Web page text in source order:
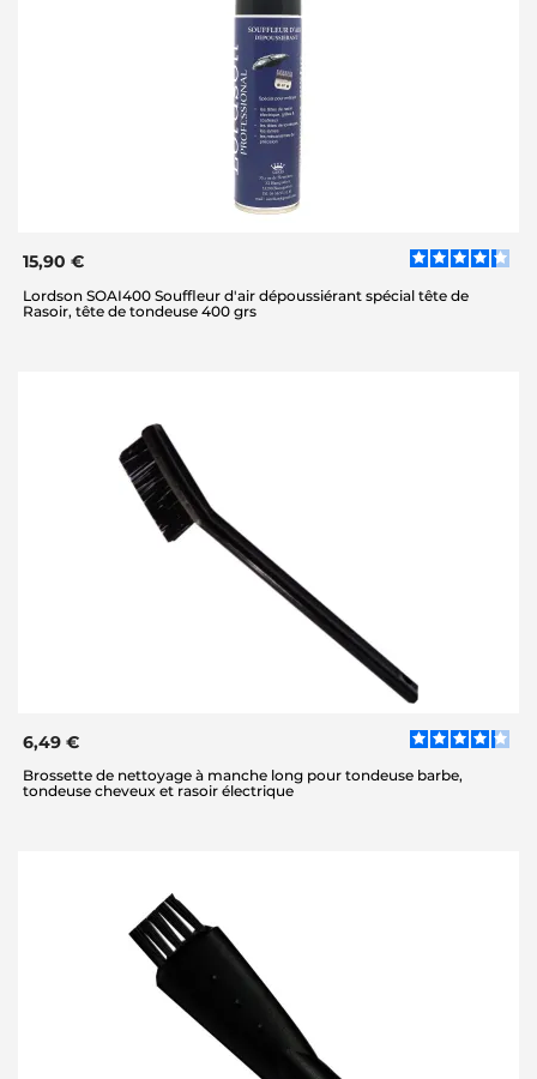
15,90 €
Lordson SOAI400 Souffleur d'air dépoussiérant spécial tête de
Rasoir, tête de tondeuse 400 grs
6,49 €
Brossette de nettoyage à manche long pour tondeuse barbe,
tondeuse cheveux et rasoir électrique